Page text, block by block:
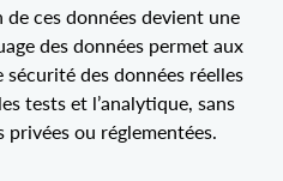
ces données devient une
des données permet aux
des données réelles
tests et l’analytique, sans
privées ou réglementées.